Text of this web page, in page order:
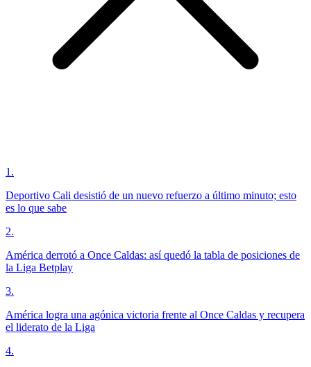
1 .
Deportivo Cali desistió de un nuevo refuerzo a último minuto; esto
es lo que sabe
2.
América derrotó a Once Caldas: así quedó la tabla de posiciones de
la Liga Betplay
3.
América logra una agónica victoria frente al Once Caldas y recupera
el liderato de la Liga
4.